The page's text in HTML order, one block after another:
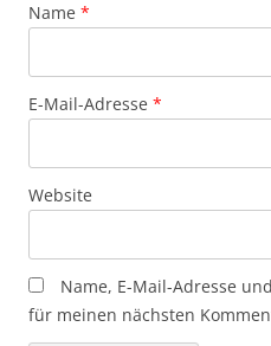
Name *
E-Mail-Adresse *
Website
Name, E-Mail-Adresse
für meinen nächsten